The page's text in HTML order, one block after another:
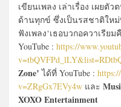
เขียนเพลง เล่าเรื่อง เผย
ด้านทุกข์ ซึ่งเป็นรสชาติให
ฟังเพลง‘เธอบวกอควาเรียม
YouTube : https://
Zone’ ได้ที่ YouTube :
v=ZRgGx7EVy4w และ
XOXO Entertainment